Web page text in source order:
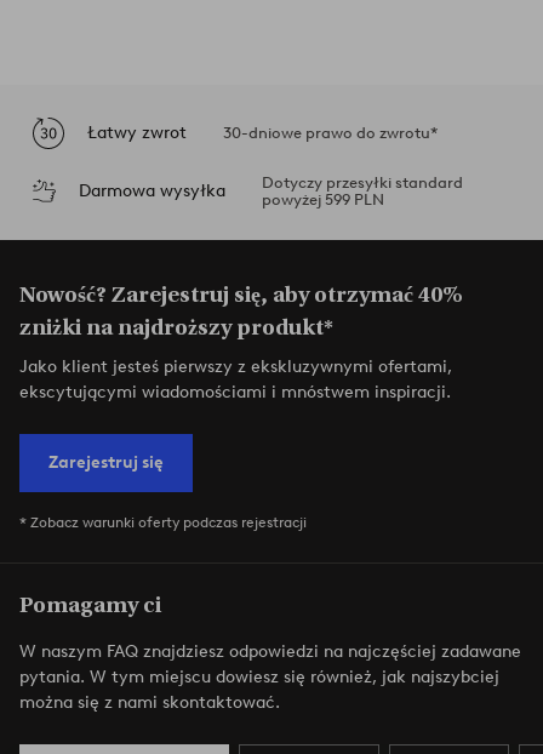
Łatwy zwrot 30-dniowe prawo do zwrotu*
Darmowa wysyłka
Dotyczy przesyłki standard
powyżej 599 PLN
Nowość? Zarejestruj się, aby otrzymać 40%
zniżki na najdroższy produkt*
Jako klient jesteś pierwszy z ekskluzywnymi ofertami,
ekscytującymi wiadomościami i mnóstwem inspiracji.
Zarejestruj się
* Zobacz warunki oferty podczas rejestracji
Pomagamy ci
W naszym FAQ znajdziesz odpowiedzi na najczęściej zadawane
pytania. W tym miejscu dowiesz się również, jak najszybciej
można się z nami skontaktować.